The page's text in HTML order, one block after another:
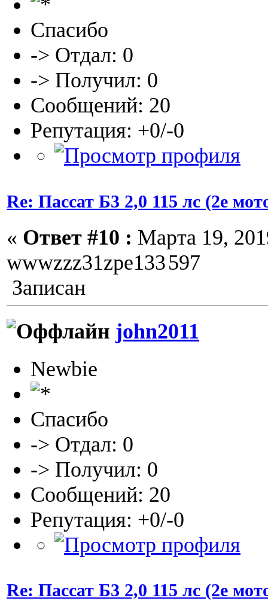
Спасибо
-> Отдал: 0
-> Получил: 0
Сообщений: 20
Репутация: +0/-0
Re: Пассат Б3 2,0 115 лс (2е
« Ответ #10 : Марта 19,
wwwzzz31zpe133597
Записан
john2011
Newbie
Спасибо
-> Отдал: 0
-> Получил: 0
Сообщений: 20
Репутация: +0/-0
Re: Пассат Б3 2,0 115 лс (2е